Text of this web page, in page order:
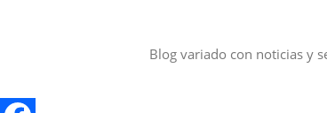
Blog variado con noticias y